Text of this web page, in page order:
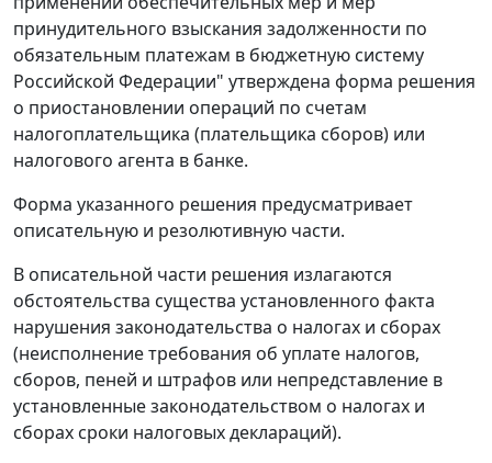
принудительного взыскания задолженности по
обязательным платежам в бюджетную систему
Российской Федерации" утверждена форма решения
о приостановлении операций по счетам
налогоплательщика (плательщика сборов) или
налогового агента в банке.
Форма указанного решения предусматривает
описательную и резолютивную части.
В описательной части решения излагаются
обстоятельства существа установленного факта
нарушения законодательства о налогах и сборах
(неисполнение требования об уплате налогов,
сборов, пеней и штрафов или непредставление в
установленные законодательством о налогах и
сборах сроки налоговых деклараций).